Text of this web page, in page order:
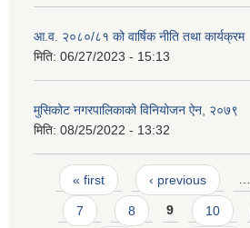
आ.व. २०८०/८१ को वार्षिक नीति तथा कार्यक्रम
मिति: 06/27/2023 - 15:13
मुसिकोट नगरपालिकाको विनियोजन ऐन, २०७९
मिति: 08/25/2022 - 13:32
Pages
« first ‹ previous …
7 8 9 10